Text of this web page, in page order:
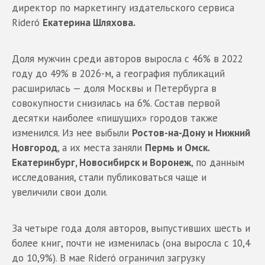
директор по маркетингу издательского сервиса
Rideró Екатерина Шляхова.
Доля мужчин среди авторов выросла с 46% в 2022
году до 49% в 2026-м, а география публикаций
расширилась — доля Москвы и Петербурга в
совокупности снизилась на 6%. Состав первой
десятки наиболее «пишущих» городов также
изменился. Из нее выбыли Ростов-на-Дону и Нижний
Новгород, а их места заняли Пермь и Омск.
Екатеринбург, Новосибирск и Воронеж, по данным
исследования, стали публиковаться чаще и
увеличили свои доли.
За четыре года доля авторов, выпустивших шесть и
более книг, почти не изменилась (она выросла с 10,4
до 10,9%). В мае Rideró ограничил загрузку